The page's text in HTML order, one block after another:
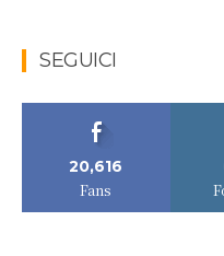
SEGUICI
20,616
Fans